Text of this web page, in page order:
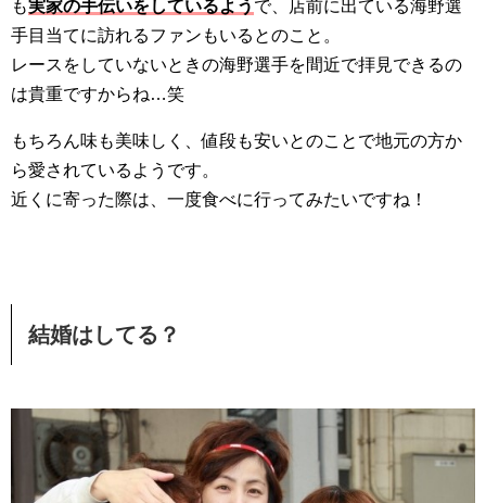
も実家の手伝いをしているよう で、店前に出ている海野選
手目当てに訪れるファンもいるとのこと。
レースをしていないときの海野選手を間近で拝見できるの
は貴重ですからね…笑
もちろん味も美味しく、値段も安いとのことで地元の方か
ら愛されているようです。
近くに寄った際は、一度食べに行ってみたいですね！
結婚はしてる？